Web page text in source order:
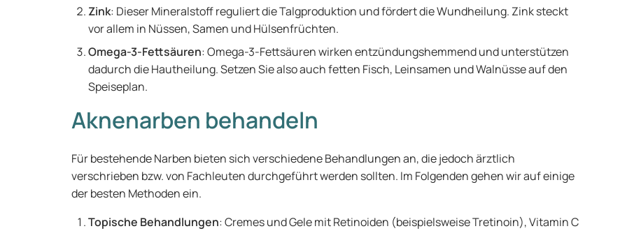
Zink: Dieser Mineralstoff reguliert die Talgproduktion und fördert die Wundheilung. Zink steckt
vor allem in Nüssen, Samen und Hülsenfrüchten.
Omega-3-Fettsäuren: Omega-3-Fettsäuren wirken entzündungshemmend und unterstützen
dadurch die Hautheilung. Setzen Sie also auch fetten Fisch, Leinsamen und Walnüsse auf den
Speiseplan.
Aknenarben behandeln
Für bestehende Narben bieten sich verschiedene Behandlungen an, die jedoch ärztlich
verschrieben bzw. von Fachleuten durchgeführt werden sollten. Im Folgenden gehen wir auf einige
der besten Methoden ein.
Topische Behandlungen: Cremes und Gele mit Retinoiden (beispielsweise Tretinoin), Vitamin C